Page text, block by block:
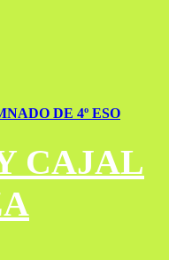
DE 4º ESO
CAJAL